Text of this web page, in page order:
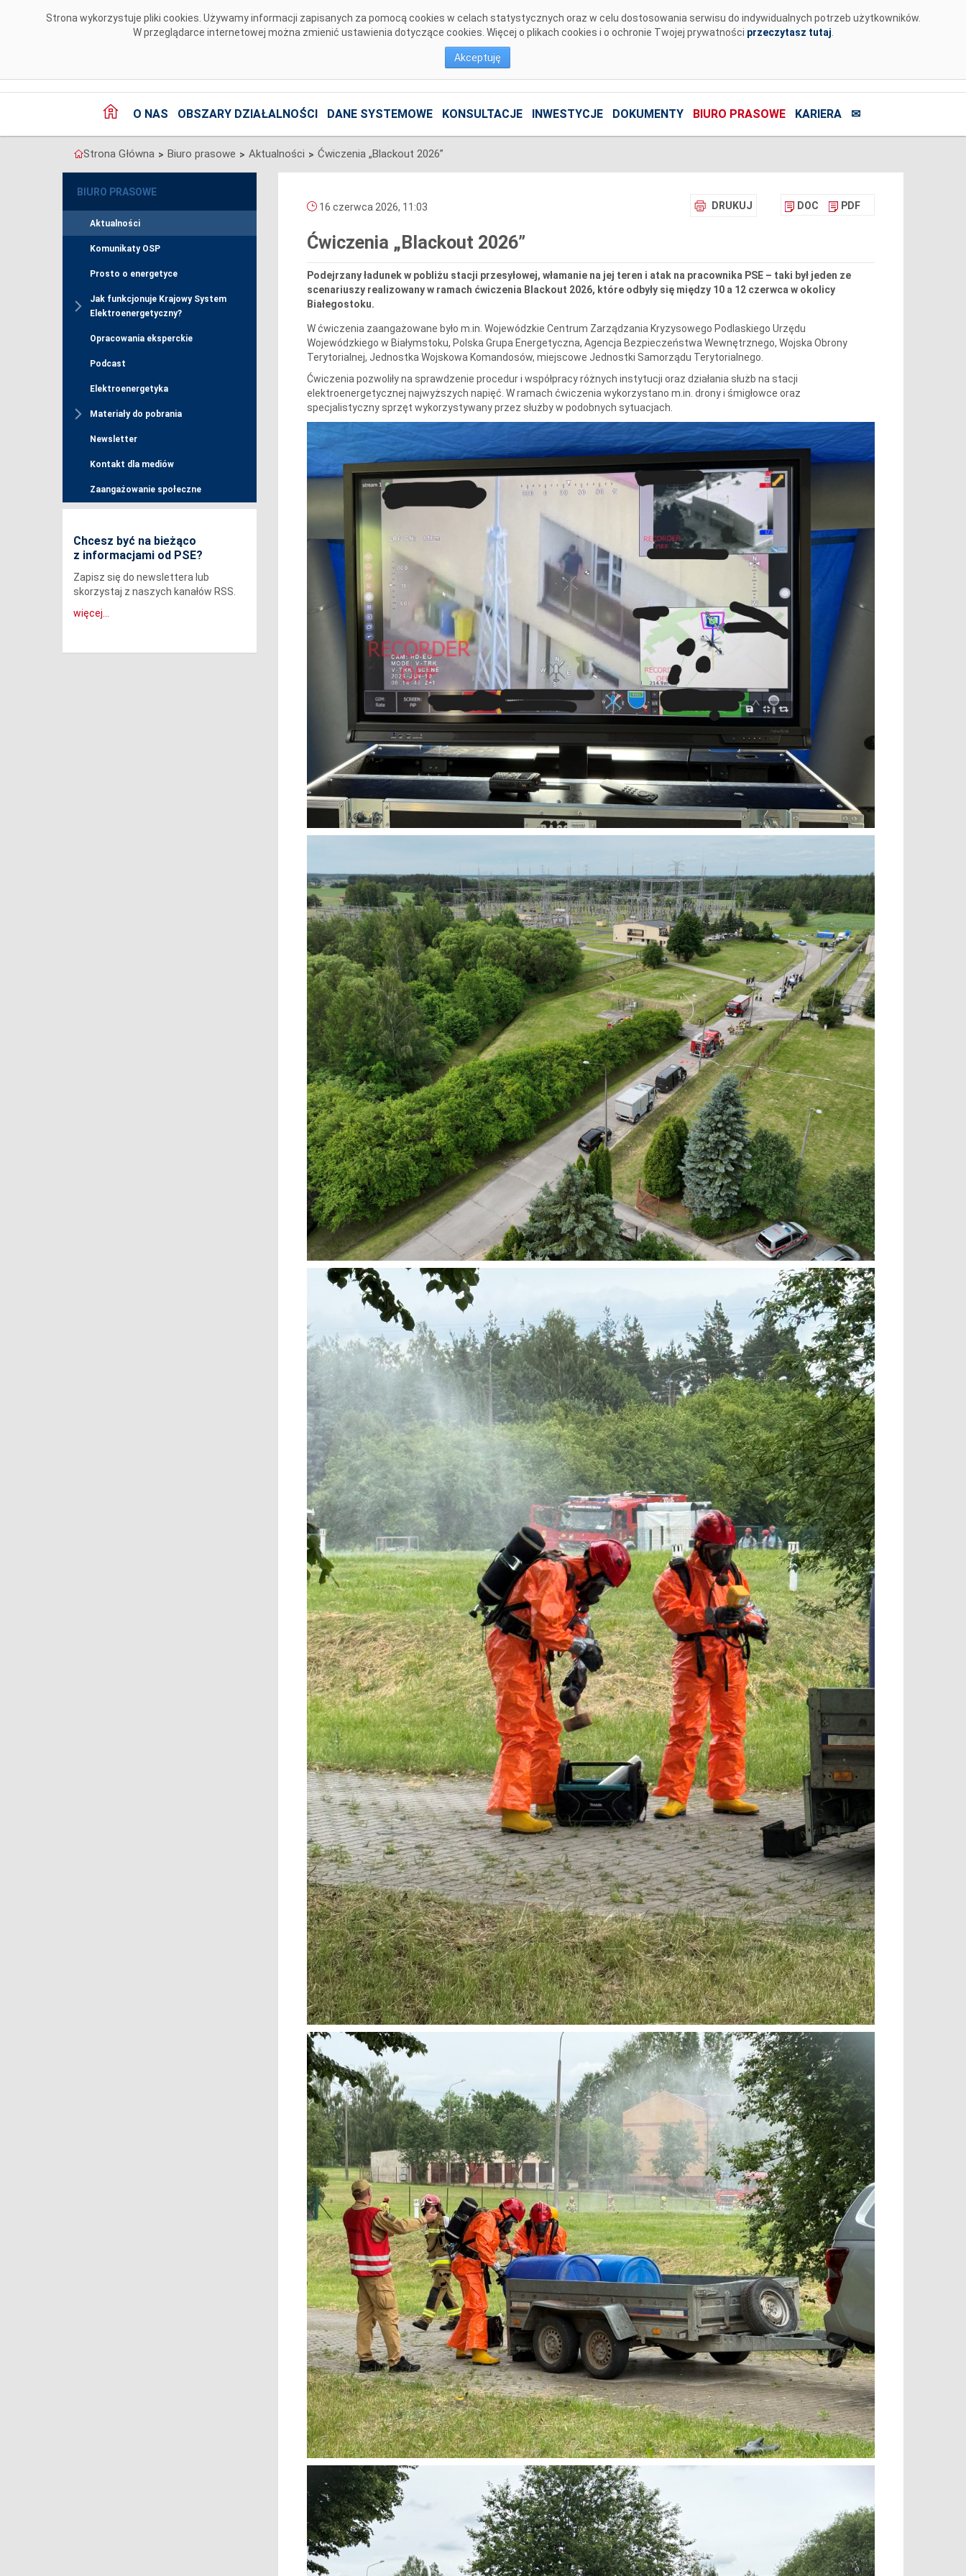
Strona wykorzystuje pliki cookies. Używamy informacji zapisanych za pomocą cookies w celach statystycznych oraz w celu dostosowania serwisu do indywidualnych potrzeb użytkowników.
W przeglądarce internetowej można zmienić ustawienia dotyczące cookies. Więcej o plikach cookies i o ochronie Twojej prywatności przeczytasz tutaj
Akceptuję
O NAS OBSZARY DZIAŁALNOŚCI DANE SYSTEMOWE KONSULTACJE INWESTYCJE DOKUMENTY BIURO PRASOWE KARIERA ✉
Strona Główna > Biuro prasowe > Aktualności > Ćwiczenia „Blackout 2026”
BIURO PRASOWE
Aktualności
Komunikaty OSP
Prosto o energetyce
Jak funkcjonuje Krajowy System
Elektroenergetyczny?
Opracowania eksperckie
Podcast
Elektroenergetyka
Materiały do pobrania
Newsletter
Kontakt dla mediów
Zaangażowanie społeczne
Chcesz być na bieżąco
z informacjami od PSE?
Zapisz się do newslettera lub
skorzystaj z naszych kanałów RSS.
więcej...
DRUKUJ DOC PDF
16 czerwca 2026, 11:03
Ćwiczenia „Blackout 2026”
Podejrzany ładunek w pobliżu stacji przesyłowej, włamanie na jej teren i atak na pracownika PSE – taki był jeden ze
scenariuszy realizowany w ramach ćwiczenia Blackout 2026, które odbyły się między 10 a 12 czerwca w okolicy
Białegostoku.
W ćwiczenia zaangażowane było m.in. Wojewódzkie Centrum Zarządzania Kryzysowego Podlaskiego Urzędu
Wojewódzkiego w Białymstoku, Polska Grupa Energetyczna, Agencja Bezpieczeństwa Wewnętrznego, Wojska Obrony
Terytorialnej, Jednostka Wojskowa Komandosów, miejscowe Jednostki Samorządu Terytorialnego.
Ćwiczenia pozwoliły na sprawdzenie procedur i współpracy różnych instytucji oraz działania służb na stacji
elektroenergetycznej najwyższych napięć. W ramach ćwiczenia wykorzystano m.in. drony i śmigłowce oraz
specjalistyczny sprzęt wykorzystywany przez służby w podobnych sytuacjach.